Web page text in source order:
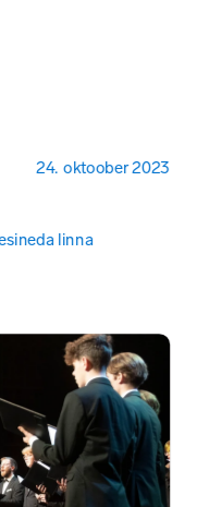
24. oktoober 2023
linna